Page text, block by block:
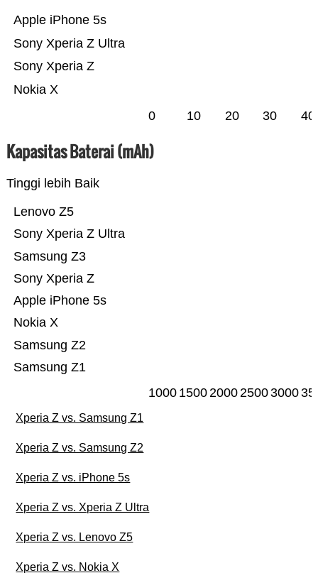
Nokia X
Sony Xperia Z
Sony Xperia Z Ultra
Apple iPhone 5s
0 10 20 30 40
Kapasitas Baterai (mAh)
Tinggi lebih Baik
Samsung Z1
Samsung Z2
Nokia X
Apple iPhone 5s
Sony Xperia Z
Samsung Z3
Sony Xperia Z Ultra
Lenovo Z5
1000 1500200025003000
Xperia Z vs. Samsung Z1
Xperia Z vs. Samsung Z2
Xperia Z vs. iPhone 5s
Xperia Z vs. Xperia Z Ultra
Xperia Z vs. Lenovo Z5
Xperia Z vs. Nokia X